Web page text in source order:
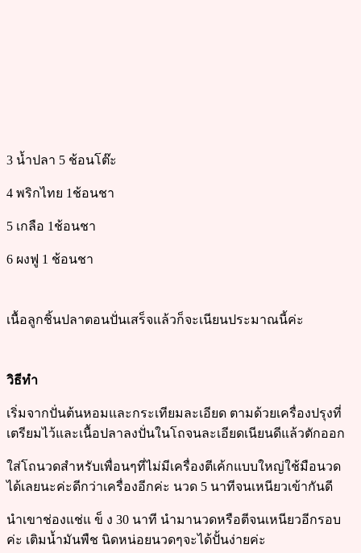
3 น้ำปลา​ 5 ช้อนโต๊ะ
4 พริกไทย​ 1​ช้อนชา
5 เกลือ​ 1​ช้อนชา
6 ผงฟู 1 ช้อนชา
เนื้อลูกชิ้นปลาตอนปั่นเสร็จแล้วก็จะเนียนประมาณนี้ค่ะ
วิธี​ท​ำ​
เริ่มจากปั่นต้นหอมและกระเทียม​ละเอียด ตามด้วยเครื่องปรุงที่
เตรียมไว้และเนื้อปลาลงปั่นในโถจนละเอียดเนียนดีแล้วตักออก​
ใส่โถนวดสำหรับเพื่อนๆที่ไม่มีเครื่องตีเค้กแบบใหญ่ใช้มือนวด
ได้เลยนะค่ะดีกว่าเครื่องอีกค่ะ​ นวด 5 นาทีจนเหนียวเข้ากันดี
นำเขาช่องแช่แ ข็ ง​ 30 นาที นำมานวดหรือตีจนเหนียวอีกรอบ
ค่ะ​ เติมน้ำมันพืช นิดหน่อยนวดๆจะได้ปั้นง่ายค่ะ​